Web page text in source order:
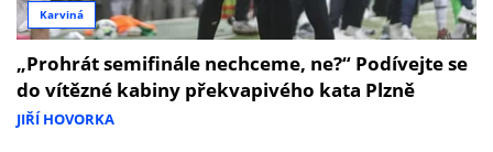
Karviná
„Prohrát semifinále nechceme, ne?“ Podívejte se
do vítězné kabiny překvapivého kata Plzně
JIŘÍ HOVORKA